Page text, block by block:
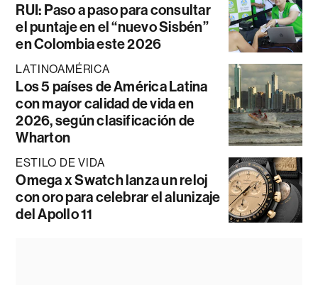
RUI: Paso a paso para consultar
el puntaje en el “nuevo Sisbén”
en Colombia este 2026
LATINOAMÉRICA
Los 5 países de América Latina
con mayor calidad de vida en
2026, según clasificación de
Wharton
ESTILO DE VIDA
Omega x Swatch lanza un reloj
con oro para celebrar el alunizaje
del Apollo 11